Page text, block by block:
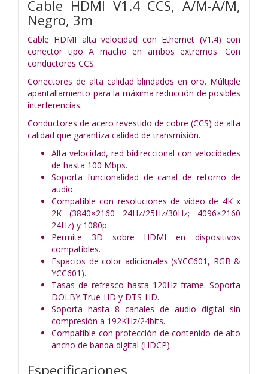
Cable HDMI V1.4 CCS, A/M-A/M,
Negro, 3m
Cable HDMI alta velocidad con Ethernet (V1.4) con
conector tipo A macho en ambos extremos. Con
conductores CCS.
Conectores de alta calidad blindados en oro. Múltiple
apantallamiento para la máxima reducción de posibles
interferencias.
Conductores de acero revestido de cobre (CCS) de alta
calidad que garantiza calidad de transmisión.
Alta velocidad, red bidireccional con velocidades
de hasta 100 Mbps.
Soporta funcionalidad de canal de retorno de
audio.
Compatible con resoluciones de video de 4K x
2K (3840×2160 24Hz/25Hz/30Hz; 4096×2160
24Hz) y 1080p.
Permite 3D sobre HDMI en dispositivos
compatibles.
Espacios de color adicionales (sYCC601, RGB &
YCC601).
Tasas de refresco hasta 120Hz frame. Soporta
DOLBY True-HD y DTS-HD.
Soporta hasta 8 canales de audio digital sin
compresión a 192KHz/24bits.
Compatible con protección de contenido de alto
ancho de banda digital (HDCP)
Especificaciones